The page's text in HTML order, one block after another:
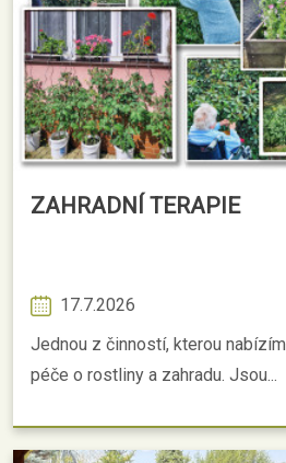
ZAHRADNÍ TERAPIE
17.7.2026
Jednou z činností, kterou
péče o rostliny a zahradu. Jsou...